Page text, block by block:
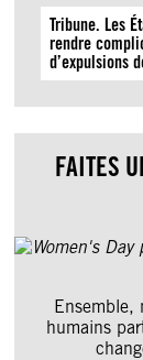
Tribune. Les
rendre
d’expulsions
FAITES
Ensemble,
humains